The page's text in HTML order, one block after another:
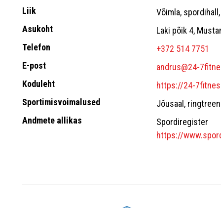
Liik
Võimla,
Asukoht
Laki põik 4,
Telefon
+372 514 7751
E-post
andrus@24-
Koduleht
https://24-
Sportimisvoimalused
Jõusaal,
Andmete allikas
Spordiregister
https://